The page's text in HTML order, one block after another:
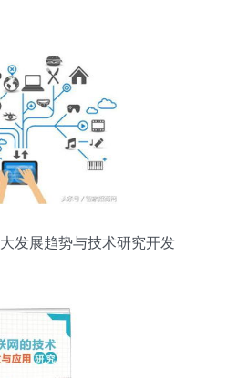
发展趋势与技术研究开发